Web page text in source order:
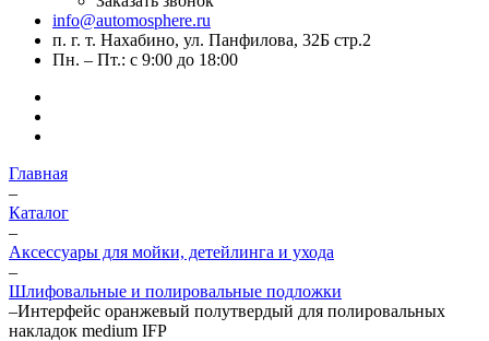
info@automosphere.ru
п. г. т. Нахабино, ул. Панфилова, 32Б стр.2
Пн. – Пт.: с 9:00 до 18:00
Главная
–
Каталог
–
Аксессуары для мойки, детейлинга и ухода
–
Шлифовальные и полировальные подложки
–Интерфейс оранжевый полутвердый для полировальных
накладок medium IFP